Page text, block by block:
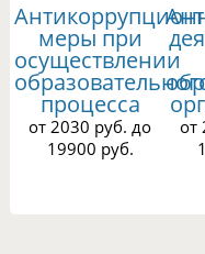
меры при
осуществлении
процесса
от 2030 руб. до
19900 руб.
от